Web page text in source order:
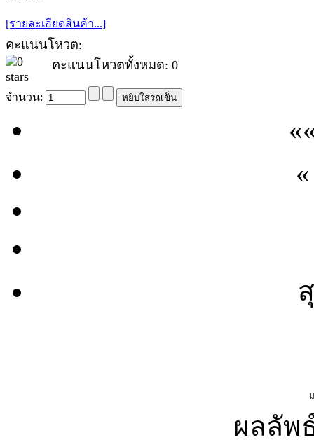
[รายละเอียดสินค้า...]
คะแนนโหวต:
คะแนนโหวตทั้งหมด: 0
จำนวน:
ผลลัพ